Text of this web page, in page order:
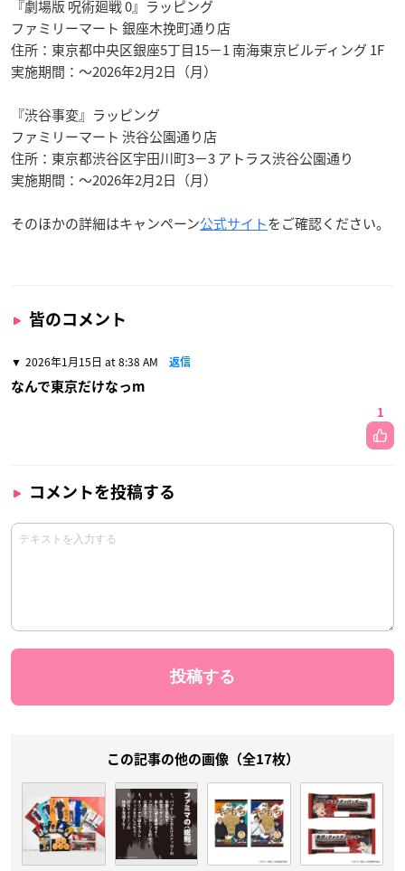
『劇場版 呪術廻戦 0』ラッピング
ファミリーマート 銀座木挽町通り店
住所：東京都中央区銀座5丁目15−1 南海東京ビルディング 1F
実施期間：～2026年2月2日（月）
『渋谷事変』ラッピング
ファミリーマート 渋谷公園通り店
住所：東京都渋谷区宇田川町3−3 アトラス渋谷公園通り
実施期間：～2026年2月2日（月）
そのほかの詳細はキャンペーン公式サイトをご確認ください。
皆のコメント
2026年1月15日 at 8:38 AM 返信
なんで東京だけなっm
1
コメントを投稿する
この記事の他の画像（全17枚）